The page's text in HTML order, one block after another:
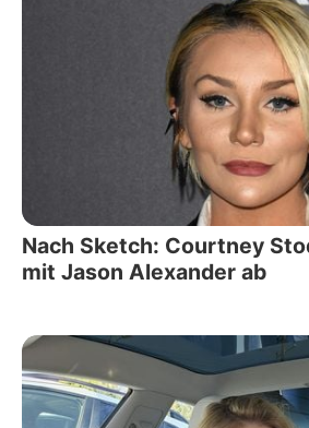
Nach Sketch: Courtney
mit Jason Alexander ab